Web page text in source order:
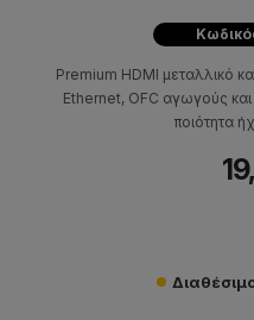
Premium HDMI μεταλλικό
Ethernet, OFC αγωγούς
ποιότητα